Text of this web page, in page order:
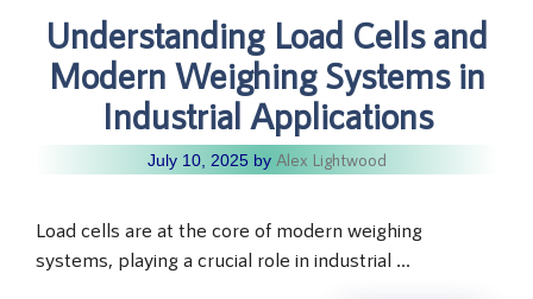
Understanding Load Cells and
Modern Weighing Systems in
Industrial Applications
July 10, 2025 by Alex Lightwood
Load cells are at the core of modern weighing
systems, playing a crucial role in industrial …